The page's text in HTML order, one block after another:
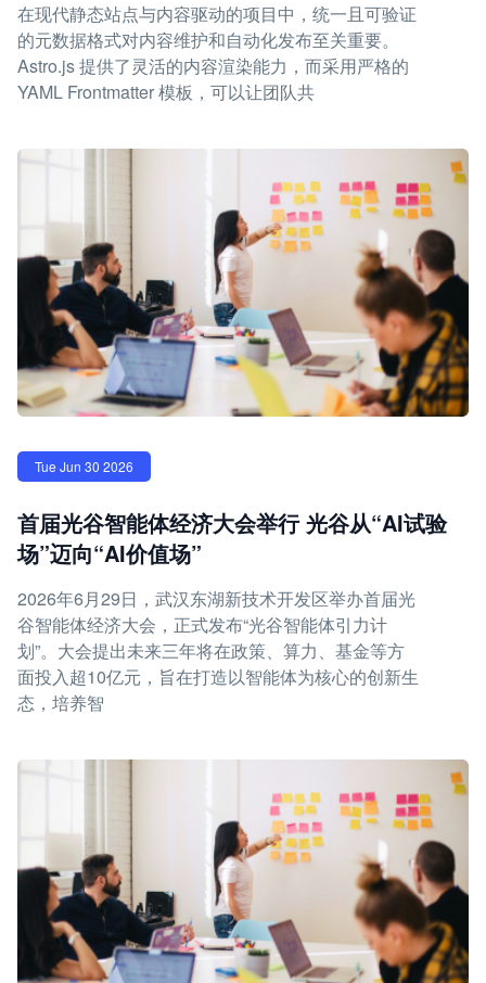
在现代静态站点与内容驱动的项目中，统一且可验证
的元数据格式对内容维护和自动化发布至关重要。
Astro.js 提供了灵活的内容渲染能力，而采用严格的
YAML Frontmatter 模板，可以让团队共
Tue Jun 30 2026
首届光谷智能体经济大会举行 光谷从“AI试验
场”迈向“AI价值场”
2026年6月29日，武汉东湖新技术开发区举办首届光
谷智能体经济大会，正式发布“光谷智能体引力计
划”。大会提出未来三年将在政策、算力、基金等方
面投入超10亿元，旨在打造以智能体为核心的创新生
态，培养智